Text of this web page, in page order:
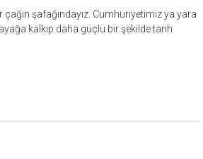
çağın şafağındayız. Cumhuriyetimiz ya yara
kalkıp daha güçlü bir şekilde tarih